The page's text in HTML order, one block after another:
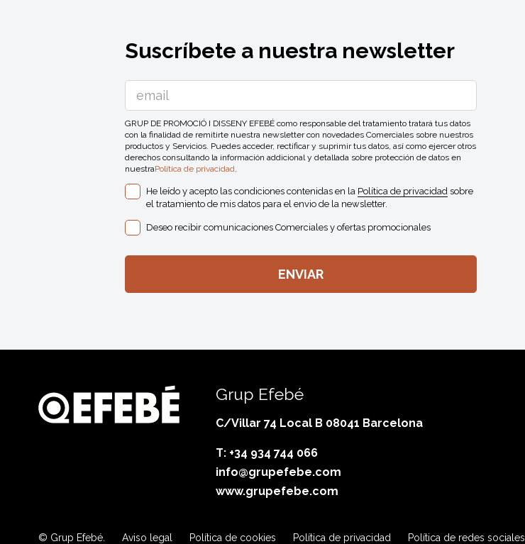
Suscríbete a nuestra newsletter
GRUP DE PROMOCIÓ I DISSENY EFEBÉ como responsable del tratamiento tratará tus datos
con la finalidad de remitirte nuestra newsletter con novedades Comerciales sobre nuestros
productos y Servicios. Puedes acceder, rectificar y suprimir tus datos, así como ejercer otros
derechos consultando la información addicional y detallada sobre protección de datos en
nuestraPolítica de privacidad.
He leído y acepto las condiciones contenidas en la Política de privacidad sobre
el tratamiento de mis datos para el envio de la newsletter.
Deseo recibir comunicaciones Comerciales y ofertas promocionales
Grup Efebé
C/Villar 74 Local B 08041 Barcelona
T: +34 934 744 066
info@grupefebe.com
www.grupefebe.com
© Grup Efebé. Aviso legal Política de cookies Política de privacidad Política de redes sociales